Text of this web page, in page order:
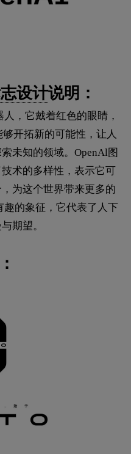
设计说明：
，它戴着红色的眼睛，
开拓新的可能性，让人
未知的领域。OpenAl图
术的多样性，表示它可
为这个世界带来更多的
趣的象征，它代表了人下
期望。